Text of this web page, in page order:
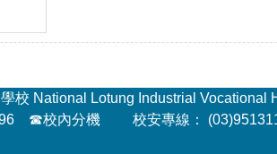
校 National Lotung Industrial Vocational
☎校內分機 校安專線：